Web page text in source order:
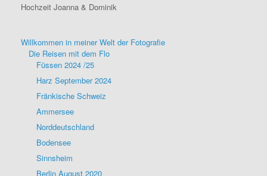
Hochzeit Joanna & Dominik
Willkommen in meiner Welt der Fotografie
Die Reisen mit dem Flo
Füssen 2024 /25
Harz September 2024
Fränkische Schweiz
Ammersee
Norddeutschland
Bodensee
Sinnsheim
Berlin August 2020